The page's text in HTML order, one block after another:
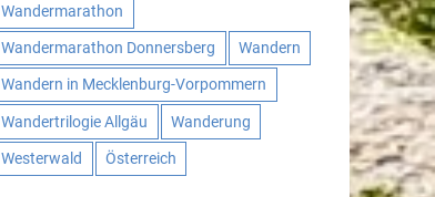
Wandermarathon
Wandermarathon Donnersberg Wandern
Wandern in Mecklenburg-Vorpommern
Wandertrilogie Allgäu Wanderung
Westerwald Österreich